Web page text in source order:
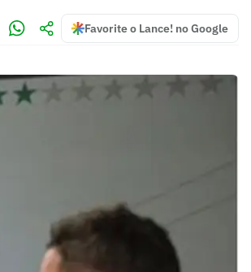
Favorite o Lance! no Google